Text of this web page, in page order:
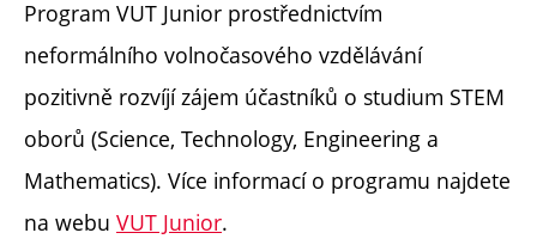
Program VUT Junior prostřednictvím
neformálního volnočasového vzdělávání
pozitivně rozvíjí zájem účastníků o studium STEM
oborů (Science, Technology, Engineering a
Mathematics). Více informací o programu najdete
na webu VUT Junior.